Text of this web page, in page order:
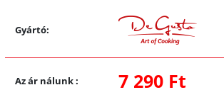
Gyártó:
Az ár nálunk: 7 290 Ft